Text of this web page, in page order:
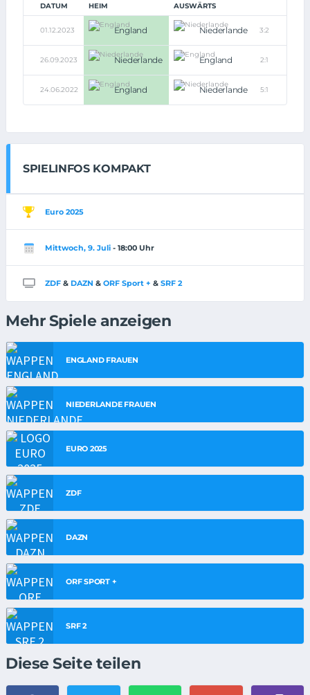
DATUM HEIM AUSWÄRTS
01.12.2023 England Niederlande 3:2
26.09.2023 Niederlande England 2:1
24.06.2022 England Niederlande 5:1
SPIELINFOS KOMPAKT
Euro 2025
Mittwoch, 9. Juli - 18:00 Uhr
ZDF & DAZN & ORF Sport + & SRF 2
Mehr Spiele anzeigen
ENGLAND FRAUEN
NIEDERLANDE FRAUEN
EURO 2025
ZDF
DAZN
ORF SPORT +
SRF 2
Diese Seite teilen